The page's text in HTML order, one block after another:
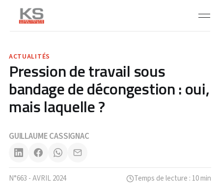
ACTUALITÉS
Pression de travail sous
bandage de décongestion : oui,
mais laquelle ?
GUILLAUME CASSIGNAC
N°663 - AVRIL 2024 Temps de lecture : 10 min